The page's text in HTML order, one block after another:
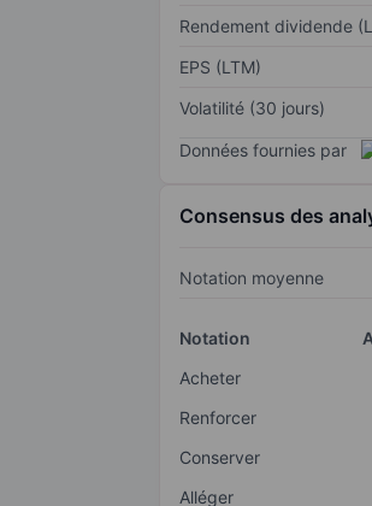
Rendement dividende
EPS (LTM)
Volatilité (30 jours)
Données fournies par
Consensus des
Notation moyenne
Notation
Acheter
Renforcer
Conserver
Alléger